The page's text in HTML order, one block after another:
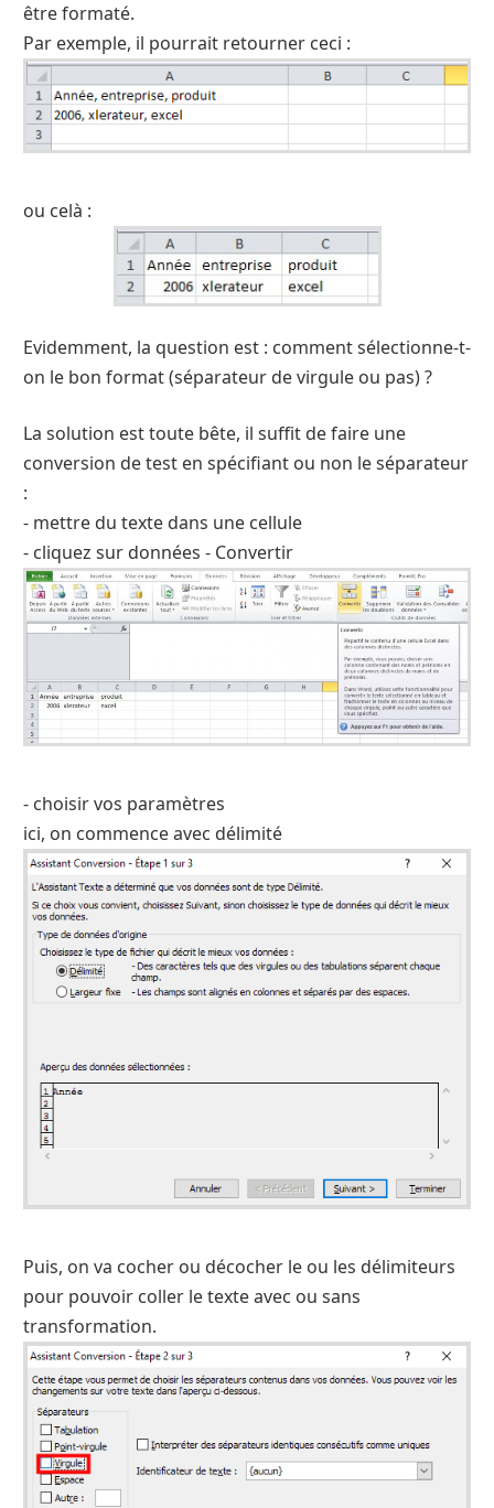
être formaté.
Par exemple, il pourrait retourner ceci :
ou celà :
Evidemment, la question est : comment sélectionne-t-
on le bon format (séparateur de virgule ou pas) ?
La solution est toute bête, il suffit de faire une
conversion de test en spécifiant ou non le séparateur
:
- mettre du texte dans une cellule
- cliquez sur données - Convertir
- choisir vos paramètres
ici, on commence avec délimité
Puis, on va cocher ou décocher le ou les délimiteurs
pour pouvoir coller le texte avec ou sans
transformation.